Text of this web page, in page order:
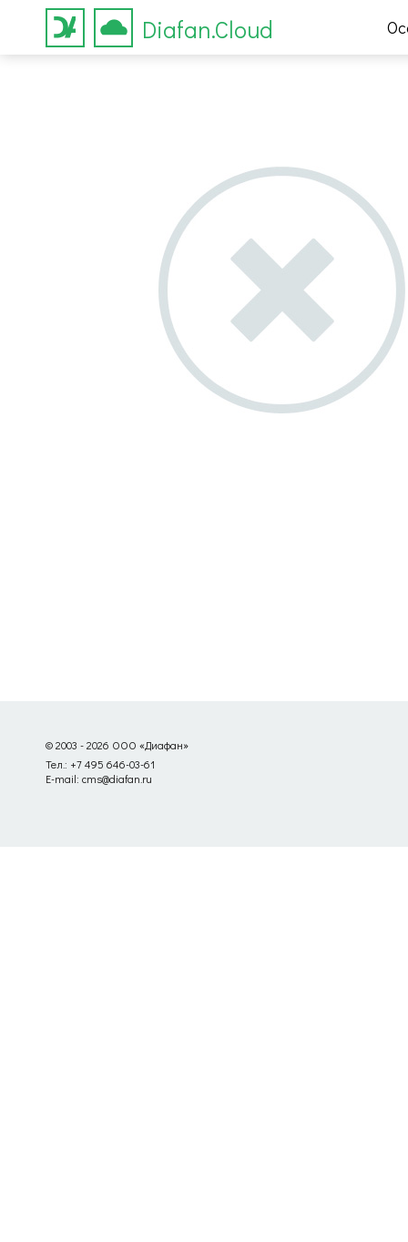
Diafan.Cloud
© 2003 - 2026 ООО «Диафан»
Тел.: +7 495 646-03-61
E-mail: cms@diafan.ru